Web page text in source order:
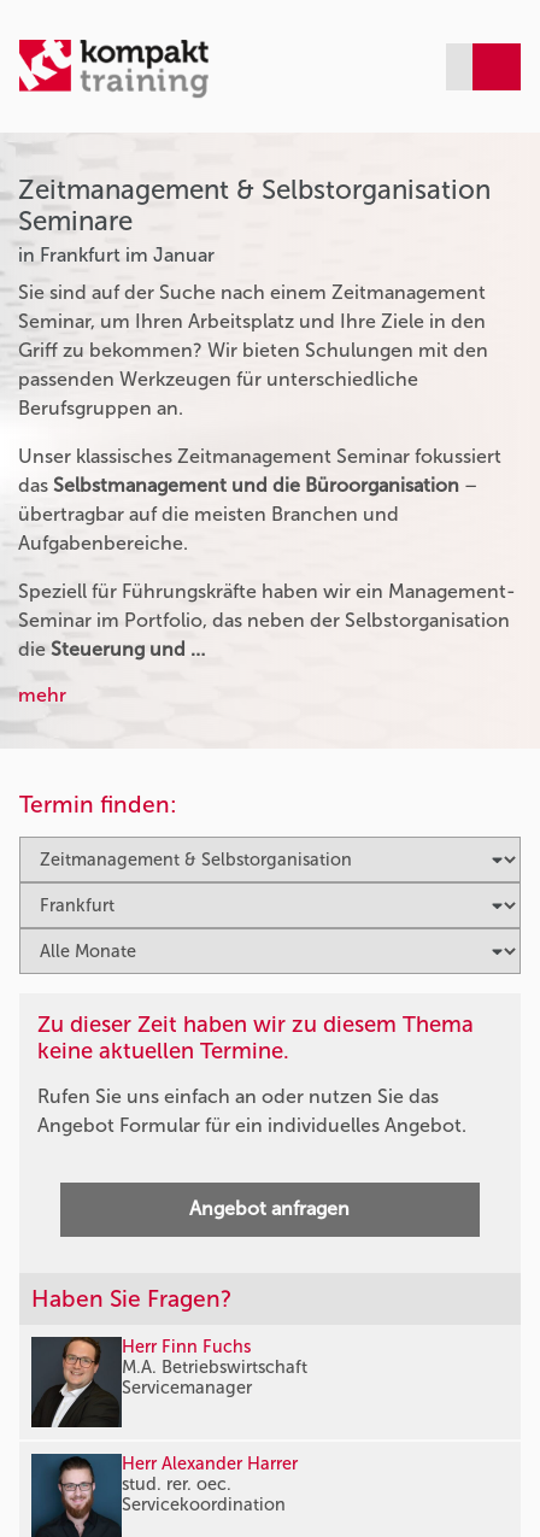
Zeitmanagement & Selbstorganisation
Seminare
in Frankfurt im Januar
Sie sind auf der Suche nach einem Zeitmanagement
Seminar, um Ihren Arbeitsplatz und Ihre Ziele in den
Griff zu bekommen? Wir bieten Schulungen mit den
passenden Werkzeugen für unterschiedliche
Berufsgruppen an.
Unser klassisches Zeitmanagement Seminar fokussiert
das Selbstmanagement und die Büroorganisation –
übertragbar auf die meisten Branchen und
Aufgabenbereiche.
Speziell für Führungskräfte haben wir ein Management-
Seminar im Portfolio, das neben der Selbstorganisation
die Steuerung und …
mehr
Termin finden:
Zu dieser Zeit haben wir zu diesem Thema
keine aktuellen Termine.
Rufen Sie uns einfach an oder nutzen Sie das
Angebot Formular für ein individuelles Angebot.
Angebot anfragen
Haben Sie Fragen?
Herr Finn Fuchs
M.A. Betriebswirtschaft
Servicemanager
Herr Alexander Harrer
stud. rer. oec.
Servicekoordination